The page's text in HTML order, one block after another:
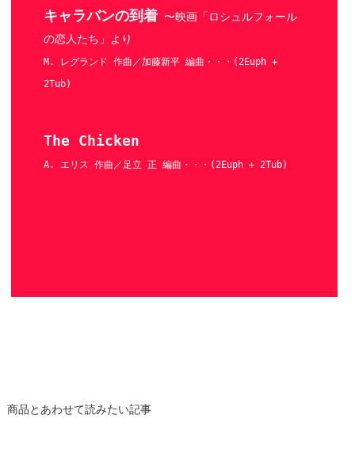
キャラバンの到着 〜映画「ロシュルフォール
の恋人たち」より
M. レグランド 作曲／加藤新平 編曲・・・(2Euph +
2Tub)
The Chicken
A. エリス 作曲／足立 正 編曲・・・(2Euph + 2Tub)
商品とあわせて読みたい記事